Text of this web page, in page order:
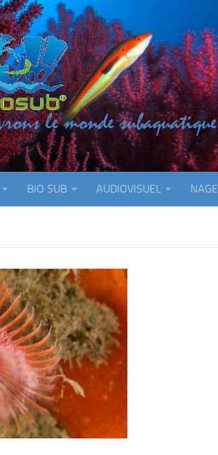
BIO SUB AUDIOVISUEL NAGE